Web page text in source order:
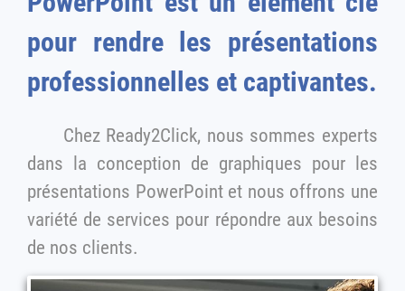
pour rendre les présentations
professionnelles et captivantes.
Chez Ready2Click, nous sommes experts
dans la conception de graphiques pour les
présentations PowerPoint et nous offrons une
variété de services pour répondre aux besoins
de nos clients.